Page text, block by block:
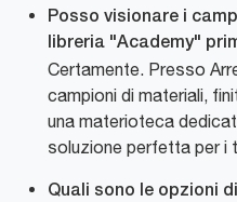
Posso visionare i
libreria "Academy"
Certamente. Presso
campioni di materiali,
una materioteca
soluzione perfetta per i
Quali sono le opzioni